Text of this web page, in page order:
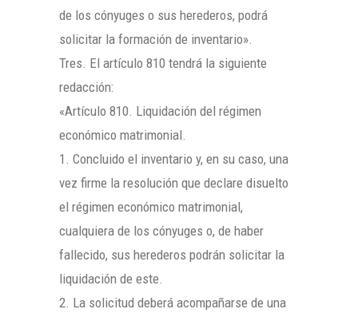
de los cónyuges o sus herederos, podrá
solicitar la formación de inventario».
Tres. El artículo 810 tendrá la siguiente
redacción:
«Artículo 810. Liquidación del régimen
económico matrimonial.
1. Concluido el inventario y, en su caso, una
vez firme la resolución que declare disuelto
el régimen económico matrimonial,
cualquiera de los cónyuges o, de haber
fallecido, sus herederos podrán solicitar la
liquidación de este.
2. La solicitud deberá acompañarse de una